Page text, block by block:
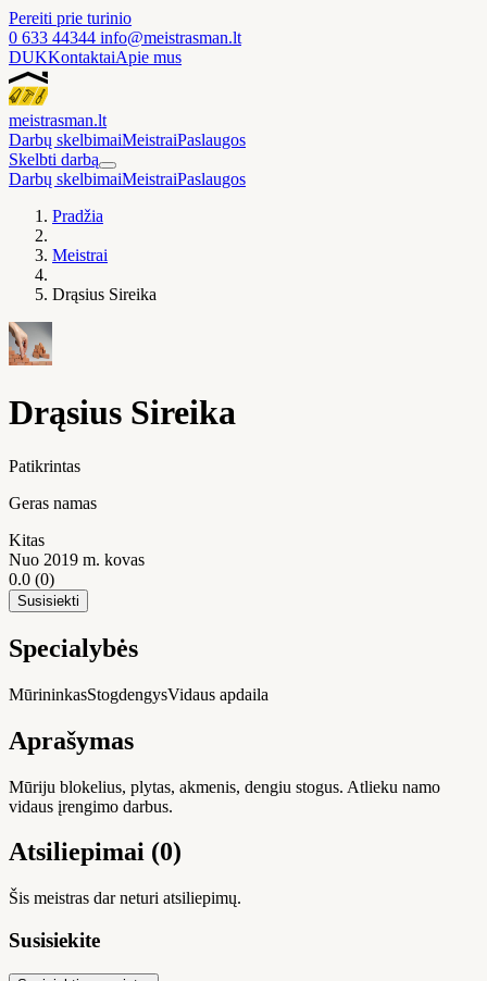
Pereiti prie turinio
0 633 44344 info@meistrasman.lt
DUKKontaktaiApie mus
meistrasman.lt
Darbų skelbimaiMeistraiPaslaugos
Skelbti darbą
Darbų skelbimaiMeistraiPaslaugos
Pradžia
Meistrai
Drąsius Sireika
Drąsius Sireika
Patikrintas
Geras namas
Kitas
Nuo 2019 m. kovas
0.0 (0)
Susisiekti
Specialybės
MūrininkasStogdengysVidaus apdaila
Aprašymas
Mūriju blokelius, plytas, akmenis, dengiu stogus. Atlieku namo
vidaus įrengimo darbus.
Atsiliepimai (0)
Šis meistras dar neturi atsiliepimų.
Susisiekite